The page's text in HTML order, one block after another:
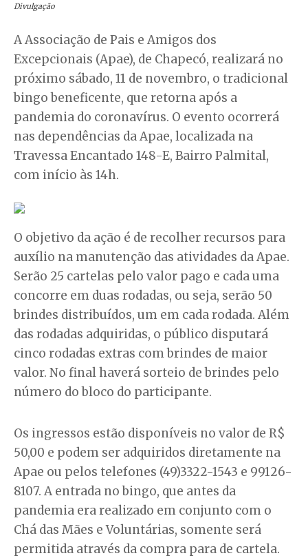
Divulgação
A Associação de Pais e Amigos dos
Excepcionais (Apae), de Chapecó, realizará no
próximo sábado, 11 de novembro, o tradicional
bingo beneficente, que retorna após a
pandemia do coronavírus. O evento ocorrerá
nas dependências da Apae, localizada na
Travessa Encantado 148-E, Bairro Palmital,
com início às 14h.
O objetivo da ação é de recolher recursos para
auxílio na manutenção das atividades da Apae.
Serão 25 cartelas pelo valor pago e cada uma
concorre em duas rodadas, ou seja, serão 50
brindes distribuídos, um em cada rodada. Além
das rodadas adquiridas, o público disputará
cinco rodadas extras com brindes de maior
valor. No final haverá sorteio de brindes pelo
número do bloco do participante.
Os ingressos estão disponíveis no valor de R$
50,00 e podem ser adquiridos diretamente na
Apae ou pelos telefones (49)3322-1543 e 99126-
8107. A entrada no bingo, que antes da
pandemia era realizado em conjunto com o
Chá das Mães e Voluntárias, somente será
permitida através da compra para de cartela.